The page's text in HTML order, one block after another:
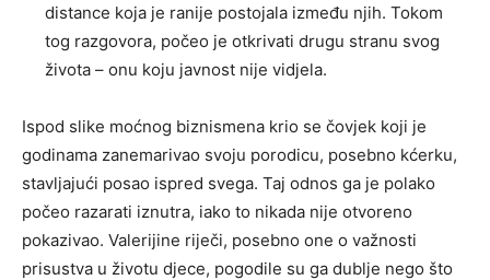
distance koja je ranije postojala između njih. Tokom
tog razgovora, počeo je otkrivati drugu stranu svog
života – onu koju javnost nije vidjela.
Ispod slike moćnog biznismena krio se čovjek koji je
godinama zanemarivao svoju porodicu, posebno kćerku,
stavljajući posao ispred svega. Taj odnos ga je polako
počeo razarati iznutra, iako to nikada nije otvoreno
pokazivao. Valerijine riječi, posebno one o važnosti
prisustva u životu djece, pogodile su ga dublje nego što